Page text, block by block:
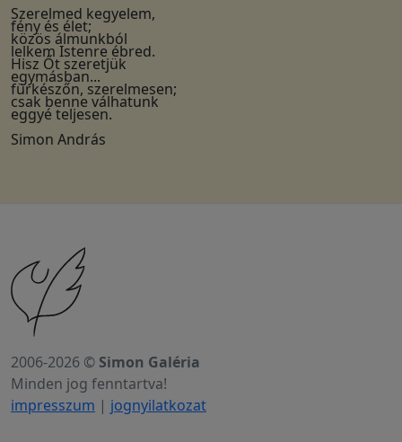
Szerelmed kegyelem,
fény és élet;
közös álmunkból
lelkem Istenre ébred.
Hisz Őt szeretjük
egymásban...
fürkészőn, szerelmesen;
csak benne válhatunk
eggyé teljesen.
Simon András
2006-2026 © Simon Galéria
Minden jog fenntartva!
impresszum | jognyilatkozat